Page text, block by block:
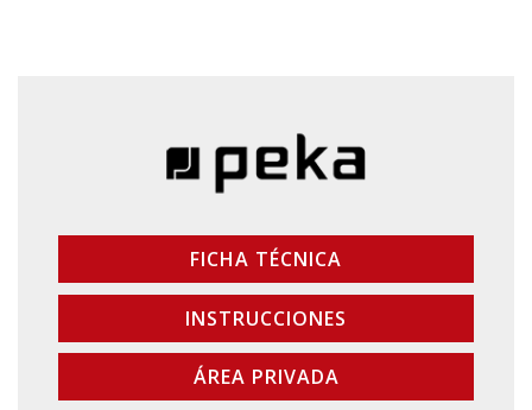
FICHA TÉCNICA
INSTRUCCIONES
ÁREA PRIVADA